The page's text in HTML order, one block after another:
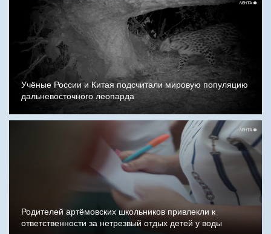
Учёные России и Китая подсчитали мировую популяцию
дальневосточного леопарда
Родителей артёмовских школьников привлекли к
ответственности за нетрезвый отдых детей у воды